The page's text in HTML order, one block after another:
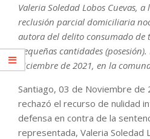
Valeria Soledad Lobos Cuevas,
reclusión parcial domiciliaria
autora del delito consumado de
pequeñas cantidades
diciembre de 2021, en la
Santiago, 03 de Noviembre de
rechazó el recurso de nulidad
defensa en contra de la
representada, Valeria Soledad